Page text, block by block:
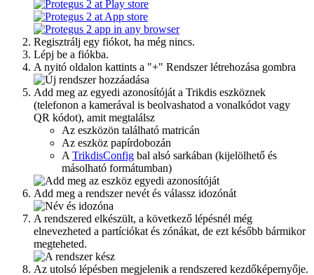
Regisztrálj egy fiókot, ha még nincs.
Lépj be a fiókba.
A nyitó oldalon kattints a "+" Rendszer létrehozása gombra
Add meg az egyedi azonosítóját a Trikdis eszköznek
(telefonon a kamerával is beolvashatod a vonalkódot vagy
QR kódot), amit megtalálsz
Az eszközön található matricán
Az eszköz papírdobozán
A TrikdisConfig bal alsó sarkában (kijelölhető és
másolható formátumban)
Add meg a rendszer nevét és válassz idozónát
A rendszered elkészült, a következő lépésnél még
elnevezheted a partíciókat és zónákat, de ezt később bármikor
megteheted.
Az utolsó lépésben megjelenik a rendszered kezdőképernyője.